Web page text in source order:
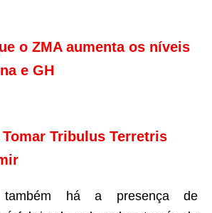
o ZMA aumenta os níveis
e GH
Tomar Tribulus Terretris
também há a presença de